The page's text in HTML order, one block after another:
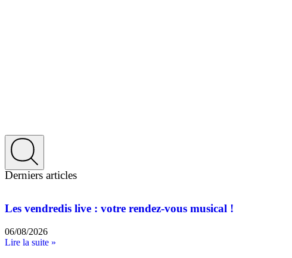
Derniers articles
Les vendredis live : votre rendez-vous musical !
06/08/2026
Lire la suite »